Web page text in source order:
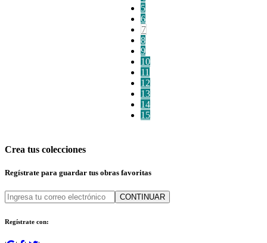
5
6
7
8
9
10
11
12
13
14
15
Crea tus colecciones
Regístrate para guardar tus obras favoritas
CONTINUAR
Regístrate con: